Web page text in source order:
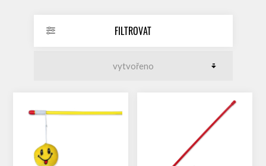
FILTROVAT